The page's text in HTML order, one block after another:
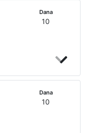
Dana
10
Dana
10